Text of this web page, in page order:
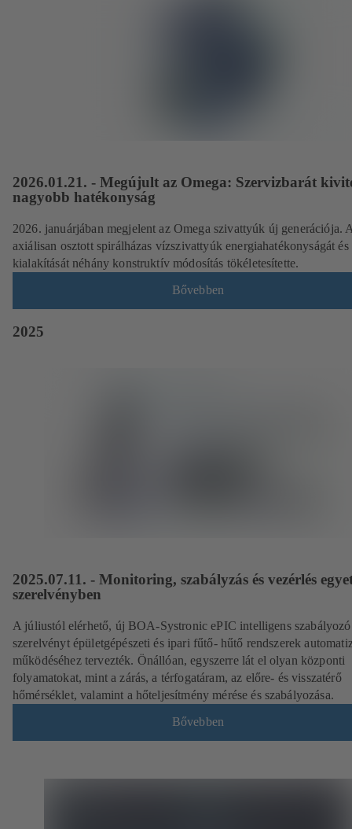
2026.01.21. - Megújult az Omega: Szervizbarát
nagyobb hatékonyság
2026. januárjában megjelent az Omega szivattyúk új generációja.
axiálisan osztott spirálházas vízszivattyúkenergiahatékonyságát és
kialakítását néhány konstruktív módosítás tökéletesítette.
Bővebben
2025
2025.07.11. - Monitoring, szabályzás és vezérlés
szerelvényben
A júliustól elérhető, új BOA-Systronic ePIC intelligens szabályozó
szerelvényt épületgépészeti és ipari fűtő- hűtő rendszerek
működéséhez tervezték. Önállóan, egyszerre lát el olyan központi
folyamatokat, mint a zárás, a térfogatáram, az előre- és visszatérő
hőmérséklet, valamint a hőteljesítmény mérése és szabályozása.
Bővebben